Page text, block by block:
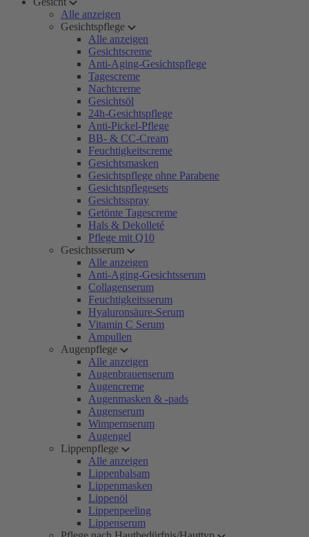
Alle anzeigen
Gesichtspflege
Alle anzeigen
Gesichtscreme
Anti-Aging-Gesichtspflege
Tagescreme
Nachtcreme
Gesichtsöl
24h-Gesichtspflege
Anti-Pickel-Pflege
BB- & CC-Cream
Feuchtigkeitscreme
Gesichtsmasken
Gesichtspflege ohne Parabene
Gesichtspflegesets
Gesichtsspray
Getönte Tagescreme
Hals & Dekolleté
Pflege mit Q10
Gesichtsserum
Alle anzeigen
Anti-Aging-Gesichtsserum
Collagenserum
Feuchtigkeitsserum
Hyaluronsäure-Serum
Vitamin C Serum
Ampullen
Augenpflege
Alle anzeigen
Augenbrauenserum
Augencreme
Augenmasken & -pads
Augenserum
Wimpernserum
Augengel
Lippenpflege
Alle anzeigen
Lippenbalsam
Lippenmasken
Lippenöl
Lippenpeeling
Lippenserum